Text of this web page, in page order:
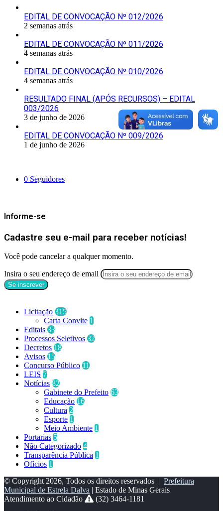
EDITAL DE CONVOCAÇÃO Nº 012/2026
2 semanas atrás
EDITAL DE CONVOCAÇÃO Nº 011/2026
4 semanas atrás
EDITAL DE CONVOCAÇÃO Nº 010/2026
4 semanas atrás
RESULTADO FINAL (APÓS RECURSOS) – EDITAL
003/2026
3 de junho de 2026
EDITAL DE CONVOCAÇÃO Nº 009/2026
1 de junho de 2026
0 Seguidores
Informe-se
Cadastre seu e-mail para receber notícias!
Você pode cancelar a qualquer momento.
Insira o seu endereço de email
Licitação 315
Carta Convite 1
Editais 33
Processos Seletivos 32
Decretos 18
Avisos 15
Concurso Público 11
LEIS 7
Notícias 82
Gabinete do Prefeito 63
Educação 16
Cultura 2
Esporte 1
Meio Ambiente 1
Portarias 5
Não Categorizado 4
Transparência Pública 1
Ofícios 1
© Copyright 2026, Todos os direitos reservados | Prefeitura
Municipal de Estrela Dalva | Estado de Minas Gerais
Atendimento ao Cidadão
(32) 3464-1181